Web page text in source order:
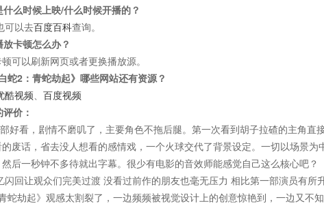
么时候上映/什么时候开播的？
可以去百度百科查询。
卡顿怎么办？
可以刷新网页或者更换播放源。
蛇2：青蛇劫起》哪些网站还有资源？
酷视频
百度视频
价：
好看，剧情不磨叽了，主要角色不拖后腿。第一次看到胡子拉碴的主角直
废话，省去没人想看的感情戏，一个火球交代了背景设定。一切以场景
后一秒钟不多待就出字幕。很少有电影的音效师能感觉自己这么核心吧？
闪回让观众们完美过渡 没看过前作的朋友也毫无压力 相比第一部演员有所
蛇劫起》观感太割裂了，一边频频被视觉设计上的创意惊艳到，一边又不